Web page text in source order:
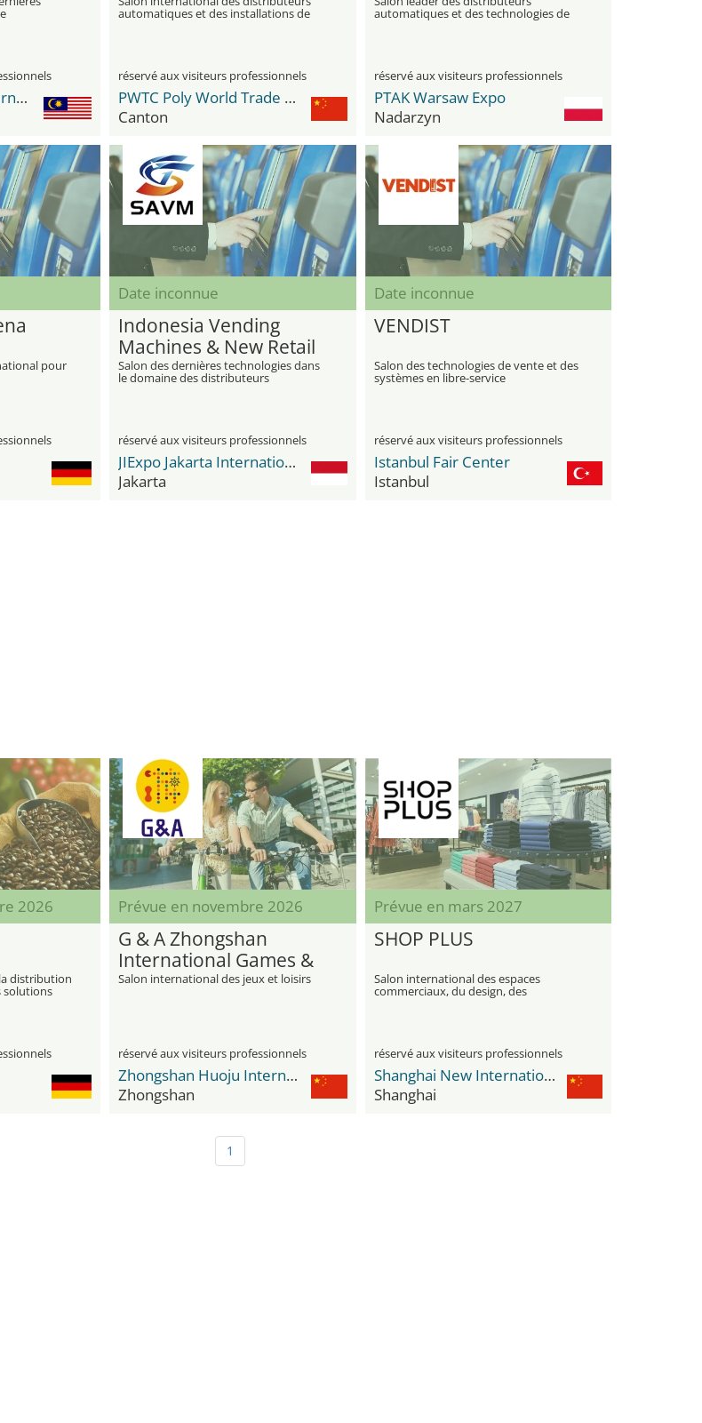
de
MITEC Malaysia International Trade & Exhibition Centre
automatiques et des installations de
libre-service
réservé aux visiteurs professionnels
PWTC Poly World Trade Center
Canton
automatiques et des technologies de
libre-service
réservé aux visiteurs professionnels
PTAK Warsaw Expo
Nadarzyn
pour
Date inconnue
Indonesia Vending
Machines & New Retail
Industry Expo
Salon des dernières technologies dans
le domaine des distributeurs
d'attractions en Indonésie
réservé aux visiteurs professionnels
JIExpo Jakarta International Expo
Jakarta
Date inconnue
VENDIST
Salon des technologies de vente et des
systèmes en libre-service
réservé aux visiteurs professionnels
Istanbul Fair Center
Istanbul
2026
distribution
solutions
numérique
Prévue en novembre 2026
G & A Zhongshan
International Games &
Amusement Fair
Salon international des jeux et loisirs
réservé aux visiteurs professionnels
Zhongshan Huoju International Convention & Exhibition Center
Zhongshan
Prévue en mars 2027
SHOP PLUS
Salon international des espaces
commerciaux, du design, des
technologies et des solutions
réservé aux visiteurs professionnels
Shanghai New International Expo Center - SNIEC
Shanghai
1